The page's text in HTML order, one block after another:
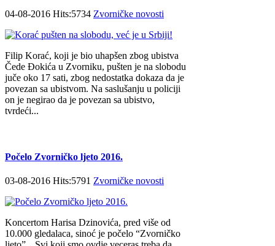
04-08-2016 Hits:5734 Zvorničke novosti
Filip Korać, koji je bio uhapšen zbog ubistva
Čede Đokića u Zvorniku, pušten je na slobodu
juče oko 17 sati, zbog nedostatka dokaza da je
povezan sa ubistvom. Na saslušanju u policiji
on je negirao da je povezan sa ubistvo,
tvrdeći...
Počelo Zvorničko ljeto 2016.
03-08-2016 Hits:5791 Zvorničke novosti
Koncertom Harisa Dzinovića, pred više od
10.000 gledalaca, sinoć je počelo “Zvorničko